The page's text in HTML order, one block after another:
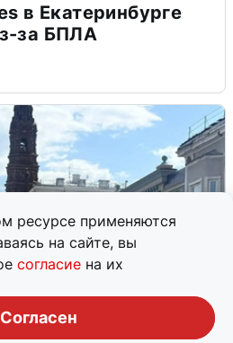
ресурсе применяются
на сайте, вы
согласие на их
Согласен
в Екатеринбурге
за БПЛА